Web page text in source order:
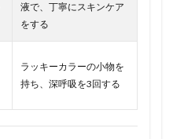
液で、丁寧にスキンケア
をする
ラッキーカラーの小物を
持ち、深呼吸を3回する